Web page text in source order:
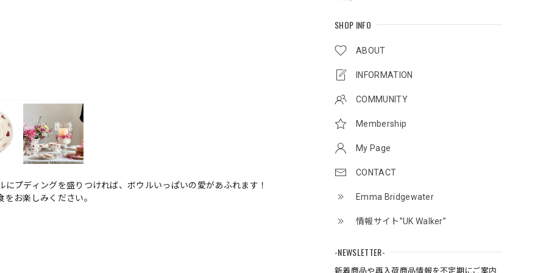
SHOP INFO
ABOUT
INFORMATION
COMMUNITY
Membership
My Page
CONTACT
Emma Bridgewater
情報サイト”UK Walker”
-NEWSLETTER-
新着商品や再入荷商品情報を不定期にご案内
プディングを盛りつければ、ボウルいっぱいの愛があふれます！
お楽しみください。